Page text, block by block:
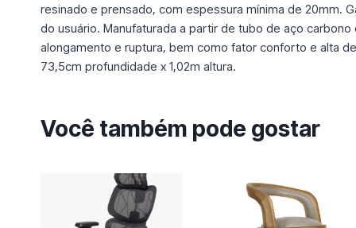
resinado e prensado, com espessura mínima de 20mm.
do usuário. Manufaturada a partir de tubo de aço
alongamento e ruptura, bem como fator conforto e alta
73,5cm profundidade x 1,02m altura.
Você também pode gostar